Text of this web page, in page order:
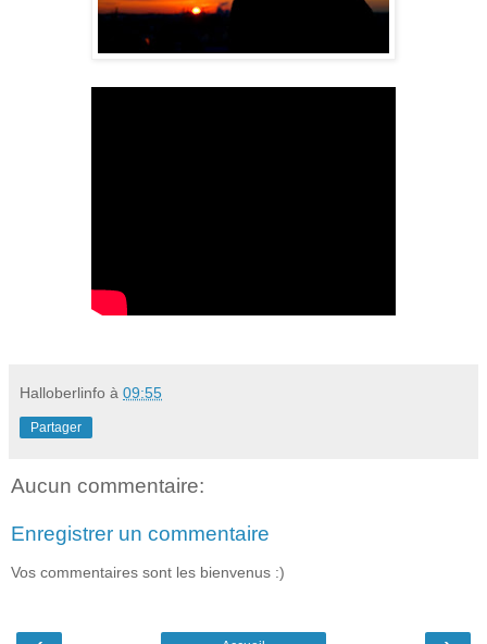
Halloberlinfo à 09:55
Partager
Aucun commentaire:
Enregistrer un commentaire
Vos commentaires sont les bienvenus :)